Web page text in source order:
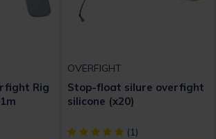
Rig
OVERFIGHT
Stop-float silure overfight
silicone (x20)
[object Object] out of 5
(1)